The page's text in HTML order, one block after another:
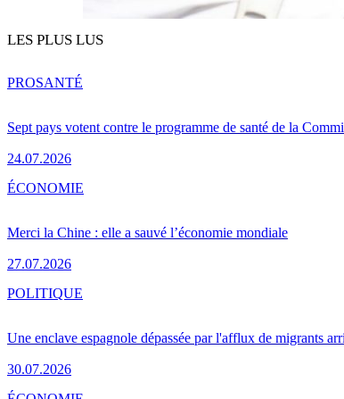
LES PLUS LUS
Sept pays votent contre le programme de santé de la
24.07.2026
PROSANTÉ
Merci la Chine : elle a sauvé l’économie mondiale
27.07.2026
ÉCONOMIE
Une enclave espagnole dépassée par l'afflux de migrants
30.07.2026
POLITIQUE